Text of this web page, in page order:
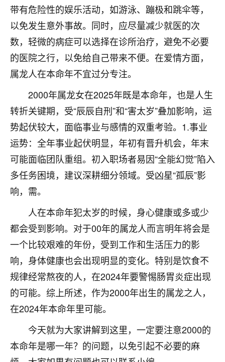
带有危险性的娱乐活动，如游泳、蹦极和跳伞等，
以免发生意外事故。同时，应尽量减少就医的次
数，轻微的病症可以选择在诊所治疗，避免不必要
的医院之行，以免给自己带来不便。在爱情方面，
属龙人在本命年不宜过分专注。
2000年属龙女在2025年既是本命年，也是人生
转折关键期，受“辰辰自刑”和“害太岁”叠加影响，运
势起伏较大，面临事业与感情的双重考验。1.事业
运势：全年事业起伏明显，年初有晋升机会，年末
可能面临团队重组。初入职场者易因“全能幻觉”陷入
多任务困境，建议深耕细分领域。受凶星“孤辰”影
响，需。
人在本命年犯太岁的时候，身心健康或多或少
都会受到影响。对于00年的属龙人而言明年将会是
一个比较艰难的年份，受到工作和生活压力的影
响，身体健康也会出现明显的变化。特别是饮食不
规律经常熬夜的人，在2024年要警惕肠胃炎症出现
的可能。综上所述，作为2000年出生的属龙之人，
在2024年本命年里可能。
今天就为大家讲解到这里，一定要注意2000的
本命年是哪一年？的问题，以免引起不必要的麻
鹿森：慧来老师微信：gjsy0624
1天前 来自江西 12
青春168
我也想要，我也想要！
2天前 来自山西
Jessica李
老师做不做超度法事？我想给我奶奶做超度，她今年
刚去世了。
七零老顽童：我母亲前年离世，刚开始我经常
做梦梦见她，后来也是朋友介绍，找到慧来老
师，安排了超度法事，做梦再也没有梦到过
了，一开始是半信半疑的，图个心安，给亡母
2天前 来自云南 11
优秀的张同学
老师收徒吗？？我对这些很感兴趣
2天前 来自山西 15